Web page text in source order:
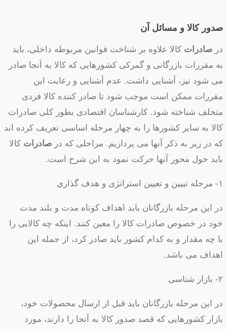
صدور کالا و مسائل آن
در صادرات کالا علاوه بر شناخت قوانین مربوطه داخلی، باید
به مقررات بازرگانی و گمرکی کشورهایی که کالا به آنجا صادر
می شود نیز، آشنایی داشت. عدم آشنایی و رعایت این
مقررات ممکن است موجب شود تا صادر کننده کالا فردی
متخلف شناخته شود. کارشناسان اقتصادی بطور کلی صادرات
کالا به سایر کشورها را به چهار مرحله اساسی تعریف کرده اند
که در زیر به ذکر آنها می پردازیم. مراحلی که در صادرات کالا
باید حول محور آنها حرکت نمود به این شرح است.
۱- مرحله تبیین و تعیین استراتژی و هدف گذاری
در این مرحله بازرگانان باید اهداف کوتاه مدت و بلند مدت
خود در خصوص صادرات کالا را معین کنند. اینکه چه کالایی را
با چه مقدار و به کدام کشور باید صادر کرد، از جمله این
اهداف می باشد.
۲- بازار شناسی
در این مرحله بازرگانان باید قبل از ارسال محصولات خود،
بازار کشورهایی که قصد صدور کالا به آنجا را دارند، مورد